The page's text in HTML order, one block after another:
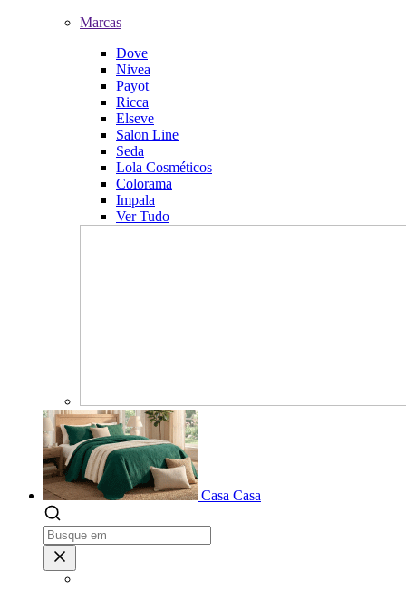
Marcas
Dove
Nivea
Payot
Ricca
Elseve
Salon Line
Seda
Lola Cosméticos
Colorama
Impala
Ver Tudo
Casa Casa